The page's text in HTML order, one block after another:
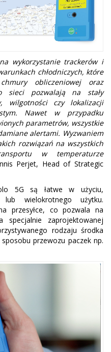
wykorzystanie trackerów i
chłodniczych, które
obliczeniowej oraz
sieci pozwalają na stały
wilgotności czy lokalizacji
Nawet w przypadku
parametrów, wszystkie
alertami. Wyzwaniem
rozwiązań na wszystkich
w temperaturze
Perjet, Head of Strategic
5G są łatwe w użyciu,
lub wielokrotnego użytku.
przesyłce, co pozwala na
specjalnie zaprojektowanej
rodzaju środka
przewozu paczek np.